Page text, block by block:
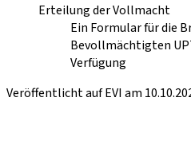
Erteilung der Vollmacht
Ein Formular für die
Bevollmächtigten
Verfügung
Veröffentlicht auf EVI am